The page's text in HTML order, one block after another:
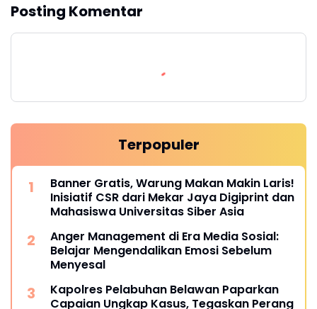
Posting Komentar
Terpopuler
Banner Gratis, Warung Makan Makin Laris!
Inisiatif CSR dari Mekar Jaya Digiprint dan
Mahasiswa Universitas Siber Asia
Anger Management di Era Media Sosial:
Belajar Mengendalikan Emosi Sebelum
Menyesal
Kapolres Pelabuhan Belawan Paparkan
Capaian Ungkap Kasus, Tegaskan Perang